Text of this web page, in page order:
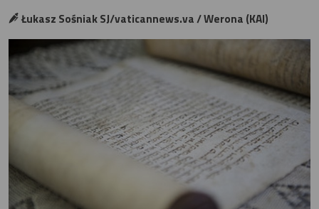
Łukasz Sośniak SJ/vaticannews.va / Werona (KAI)